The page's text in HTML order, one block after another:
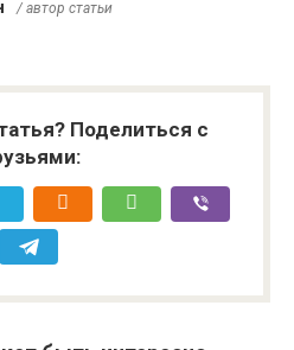
/ автор статьи
Поделиться с